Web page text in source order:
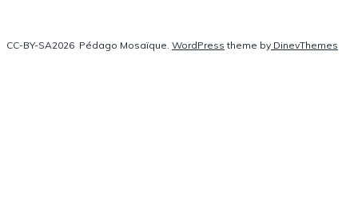
l’article
CC-BY-SA2026 Pédago Mosaïque. WordPress theme by DinevThemes